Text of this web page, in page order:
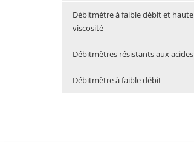
Débitmètre à faible débit et haute
viscosité
Débitmètres résistants aux acides
Débitmètre à faible débit